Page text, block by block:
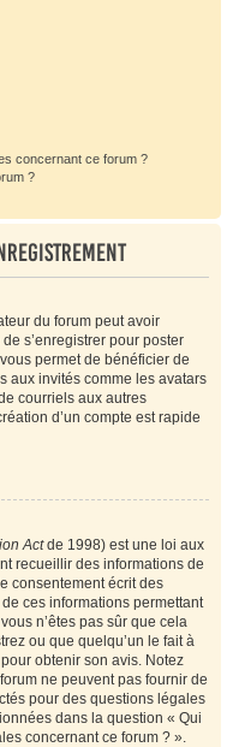
concernant ce forum ?
?
du forum peut avoir
s’enregistrer pour poster
permet de bénéficier de
aux invités comme les avatars
courriels aux autres
d’un compte est rapide
Actde 1998) est une loi aux
recueillir des informations de
consentement écrit des
ces informations permettant
n’êtes pas sûr que cela
ou que quelqu’un le fait à
obtenir son avis. Notez
ne peuvent pas fournir de
pour des questions légales
dans la question « Qui
concernant ce forum ? ».